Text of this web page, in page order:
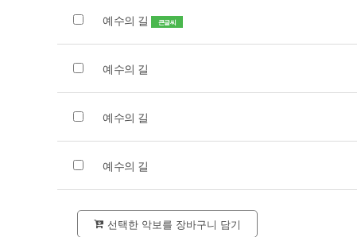
예수의 길 큰글씨
예수의 길
예수의 길
예수의 길
선택한 악보를 장바구니 담기